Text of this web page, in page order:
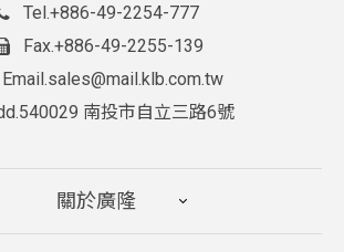
Tel.+886-49-2254-777
Fax.+886-49-2255-139
Email.sales@mail.klb.com.tw
540029 南投市自立三路6號
關於廣隆